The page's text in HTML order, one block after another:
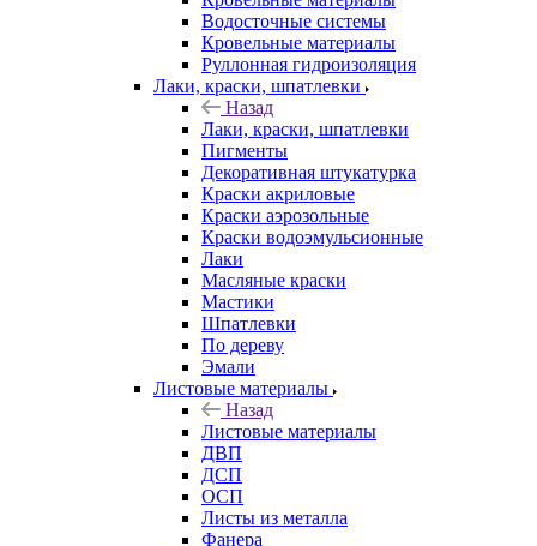
Водосточные системы
Кровельные материалы
Руллонная гидроизоляция
Лаки, краски, шпатлевки
Назад
Лаки, краски, шпатлевки
Пигменты
Декоративная штукатурка
Краски акриловые
Краски аэрозольные
Краски водоэмульсионные
Лаки
Масляные краски
Мастики
Шпатлевки
По дереву
Эмали
Листовые материалы
Назад
Листовые материалы
ДВП
ДСП
ОСП
Листы из металла
Фанера